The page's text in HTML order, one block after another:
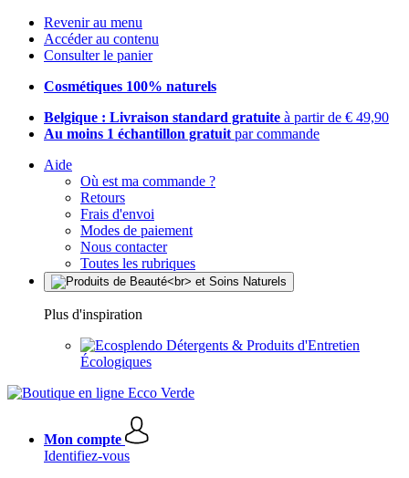
Revenir au menu
Accéder au contenu
Consulter le panier
Cosmétiques 100% naturels
Belgique : Livraison standard gratuite à partir de € 49,90
Au moins 1 échantillon gratuit par commande
Aide
Où est ma commande ?
Retours
Frais d'envoi
Modes de paiement
Nous contacter
Toutes les rubriques
Plus d'inspiration
Détergents & Produits d'Entretien
Écologiques
Mon compte
Identifiez-vous